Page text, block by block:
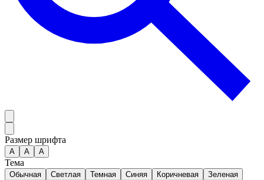
Размер шрифта
А A A
Тема
Обычная Светлая Темная Синяя Коричневая Зеленая